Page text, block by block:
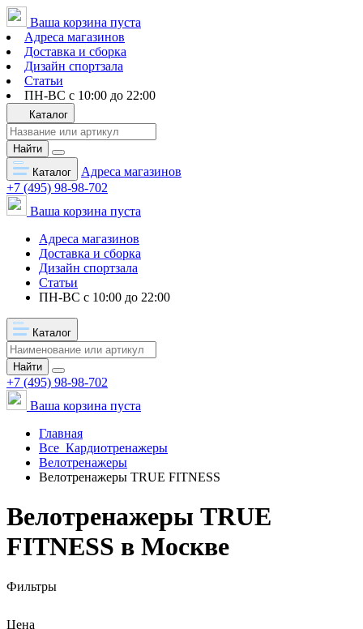
Ваша корзина пуста
Адреса магазинов
Доставка и сборка
Дизайн спортзала
Статьи
ПН-ВС с 10:00 до 22:00
Каталог
Найти
Каталог
Адреса магазинов
+7 (495) 98-98-702
Ваша корзина пуста
Адреса магазинов
Доставка и сборка
Дизайн спортзала
Статьи
ПН-ВС с 10:00 до 22:00
Каталог
Найти
+7 (495) 98-98-702
Ваша корзина пуста
Главная
Все Кардиотренажеры
Велотренажеры
Велотренажеры TRUE FITNESS
Велотренажеры TRUE
FITNESS в Москве
Фильтры
Цена